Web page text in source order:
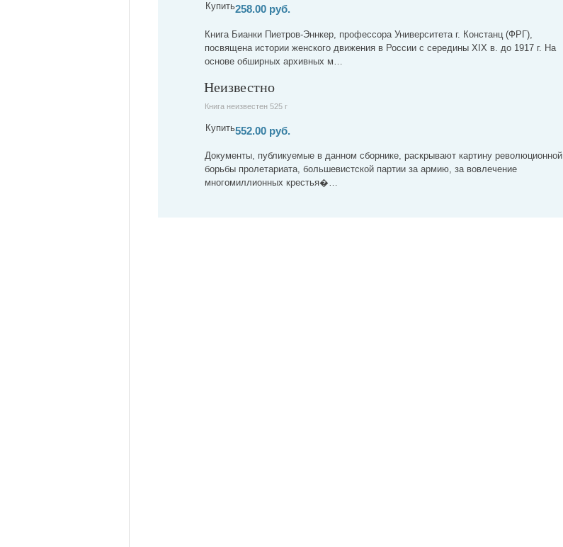
Купить258.00 руб.
Книга Бианки Пиетров-Эннкер, профессора Университета г. Констанц (ФРГ),
посвящена истории женского движения в России с середины XIX в. до 1917 г. На
основе обширных архивных м…
Неизвестно
Книга неизвестен 525 г
Купить552.00 руб.
Документы, публикуемые в данном сборнике, раскрывают картину революционной
борьбы пролетариата, большевистской партии за армию, за вовлечение
многомиллионных крестья�…